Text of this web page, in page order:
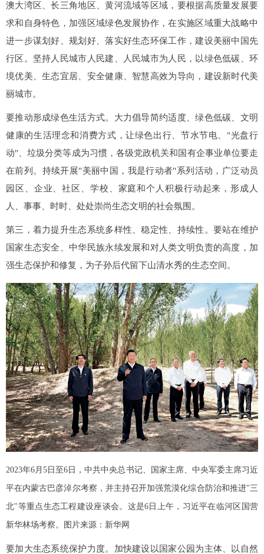
澳大湾区、长三角地区、黄河流域等区域，要根据高质量发展要
求和自身特色，加强区域绿色发展协作，在实施区域重大战略中
进一步谋划好、规划好、落实好生态环保工作，建设美丽中国先
行区。坚持人民城市人民建、人民城市为人民，以绿色低碳、环
境优美、生态宜居、安全健康、智慧高效为导向，建设新时代美
丽城市。
要推动形成绿色生活方式。大力倡导简约适度、绿色低碳、文明
健康的生活理念和消费方式，让绿色出行、节水节电、"光盘行
动"、垃圾分类等成为习惯，各级党政机关和国有企事业单位要走
在前列。持续开展"美丽中国，我是行动者"系列活动，广泛动员
园区、企业、社区、学校、家庭和个人积极行动起来，形成人
人、事事、时时、处处崇尚生态文明的社会氛围。
第三，着力提升生态系统多样性、稳定性、持续性。要站在维护
国家生态安全、中华民族永续发展和对人类文明负责的高度，加
强生态保护和修复，为子孙后代留下山清水秀的生态空间。
2023年6月5日至6日，中共中央总书记、国家主席、中央军委主席习近
平在内蒙古巴彦淖尔考察，并主持召开加强荒漠化综合防治和推进"三
北"等重点生态工程建设座谈会。这是6日上午，习近平在临河区国营
新华林场考察。图片来源：新华网
要加大生态系统保护力度。加快建设以国家公园为主体、以自然